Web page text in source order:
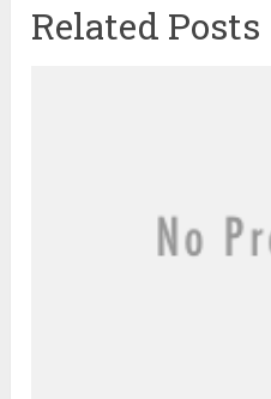
Related Posts